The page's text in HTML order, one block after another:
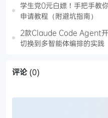
学生党0元白嫖！手把手教
申请教程（附避坑指南）
2款Claude Code Agent开
切换到多智能体编排的实践
评论 (0)